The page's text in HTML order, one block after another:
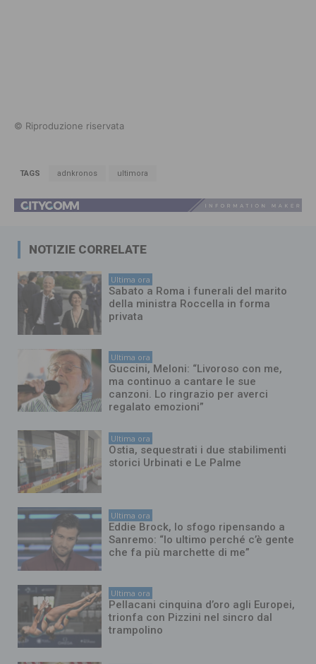
© Riproduzione riservata
TAGS adnkronos ultimora
NOTIZIE CORRELATE
Ultima ora
Sabato a Roma i funerali del marito
della ministra Roccella in forma
privata
Ultima ora
Guccini, Meloni: “Livoroso con me,
ma continuo a cantare le sue
canzoni. Lo ringrazio per averci
regalato emozioni”
Ultima ora
Ostia, sequestrati i due stabilimenti
storici Urbinati e Le Palme
Ultima ora
Eddie Brock, lo sfogo ripensando a
Sanremo: “Io ultimo perché c’è gente
che fa più marchette di me”
Ultima ora
Pellacani cinquina d’oro agli Europei,
trionfa con Pizzini nel sincro dal
trampolino